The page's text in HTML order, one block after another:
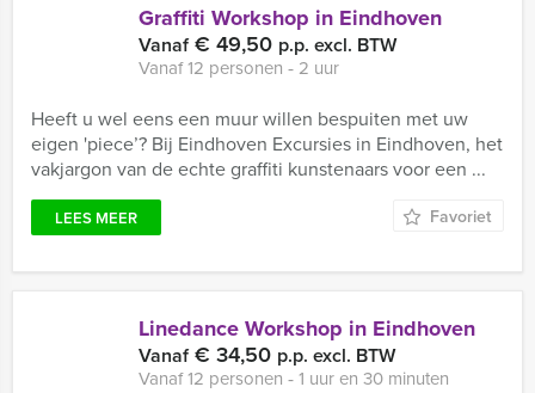
Graffiti Workshop in Eindhoven
Vanaf€ 49,50 p.p. excl. BTW
Vanaf 12 personen ‐ 2 uur
Heeft u wel eens een muur willen bespuiten met uw
eigen 'piece’? Bij Eindhoven Excursies in Eindhoven, het
vakjargon van de echte graffiti kunstenaars voor een ...
LEES MEER Favoriet
Linedance Workshop in Eindhoven
Vanaf€ 34,50 p.p. excl. BTW
Vanaf 12 personen ‐ 1 uur en 30 minuten